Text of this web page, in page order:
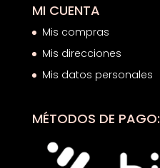
MI CUENTA
Mis compras
Mis direcciones
Mis datos personales
MÉTODOS DE PAGO: